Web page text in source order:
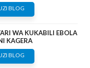
BLOG
WA KUKABILI EBOLA
KAGERA
BLOG